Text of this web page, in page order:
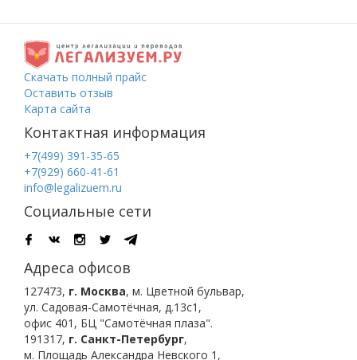
Скачать полный прайс
Оставить отзыв
Карта сайта
Контактная информация
+7(499) 391-35-65
+7(929) 660-41-61
info@legalizuem.ru
Социальные сети
Адреса офисов
127473, г. Москва, м. Цветной бульвар,
ул. Садовая-Самотёчная, д.13с1,
офис 401, БЦ "Самотёчная плаза".
191317, г. Санкт-Петербург,
м. Площадь Александра Невского 1 ,